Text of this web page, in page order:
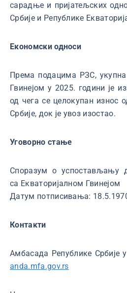
сарадње и пријатељских
Србије и Републике
Економски односи
Према подацима РЗС,
Гвинејом у 2025. години је
од чега се целокупан износ
Србије, док је увоз изостао.
Уговорно стање
Споразум о успостављању
са Екваторијалном Гвинејом
Датум потписивања:
Контакти
Амбасада Републике Србије
anda.mfa.gov.rs